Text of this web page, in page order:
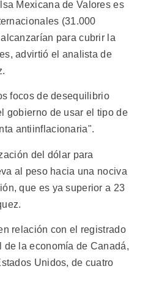
Mexicana de Valores es
(31.000
para cubrir la
advirtió el analista de
focos de desequilibrio
gobierno de usar el tipo de
antiinflacionaria".
del dólar para
al peso hacia una nociva
que es ya superior a 23
relación con el registrado
la economía de Canadá,
Unidos, de cuatro